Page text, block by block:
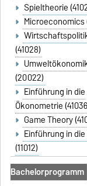
Spieltheorie
Microeconomics
(41028)
(20022)
Einführung in die
Ökonometrie
Game Theory
Einführung in
(11012)
Bachelorprogramm